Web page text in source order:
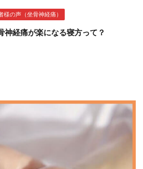
様の声（坐骨神経痛）
神経痛が楽になる寝方って？